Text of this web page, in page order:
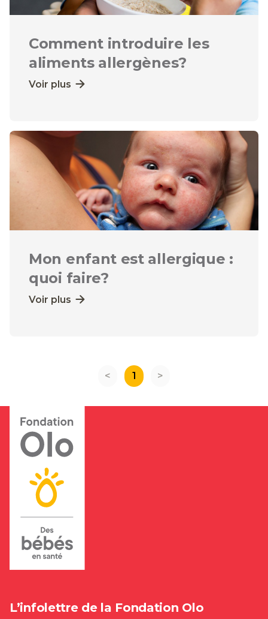
Comment introduire les
aliments allergènes?
Voir plus
Mon enfant est allergique :
quoi faire?
Voir plus
< 1 >
L’infolettre de la Fondation Olo